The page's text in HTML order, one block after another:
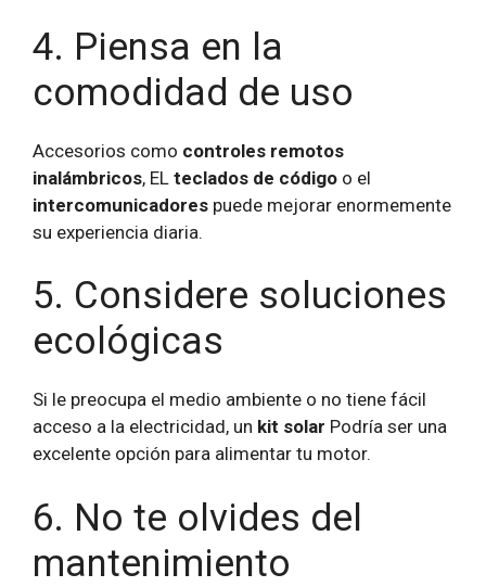
4. Piensa en la
comodidad de uso
Accesorios como controles remotos
inalámbricos, EL teclados de código o el
intercomunicadores puede mejorar enormemente
su experiencia diaria.
5. Considere soluciones
ecológicas
Si le preocupa el medio ambiente o no tiene fácil
acceso a la electricidad, un kit solar Podría ser una
excelente opción para alimentar tu motor.
6. No te olvides del
mantenimiento